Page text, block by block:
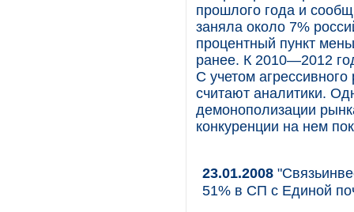
прошлого года и
заняла около 7%
процентный пункт
ранее. К 2010—2012
С учетом
считают аналитики.
демонополизации
конкуренции на нем
23.01.2008
51% в СП с Единой